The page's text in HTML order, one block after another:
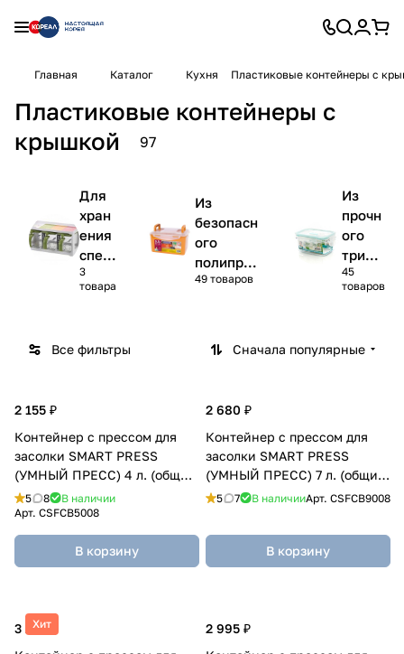
Главная Каталог Кухня Пластиковые контейнеры с
Пластиковые контейнеры с
крышкой
97
Для
хран
ения
спец
ий
3
товара
Из
безопасн
ого
полипроп
илена
49 товаров
Из
прочн
ого
трита
на
45
товаров
Все фильтры Сначала популярные
2 155 ₽
Контейнер с прессом для
засолки SMART PRESS
(УМНЫЙ ПРЕСС) 4 л. (общий
5 л.)
5 8
В наличии
Арт. CSFCB5008
В корзину
2 680 ₽
Контейнер с прессом для
засолки SMART PRESS
(УМНЫЙ ПРЕСС) 7 л. (общий
9 л.)
5 7 В наличииАрт. CSFCB9008
В корзину
Хит
3 205 ₽
2 995 ₽